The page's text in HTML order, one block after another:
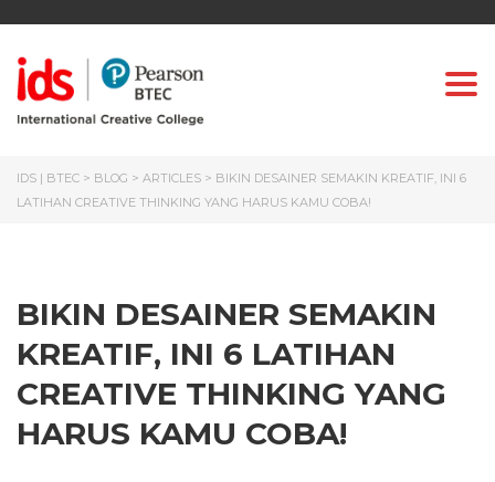
IDS | BTEC > BLOG > ARTICLES > BIKIN DESAINER SEMAKIN KREATIF, INI 6
LATIHAN CREATIVE THINKING YANG HARUS KAMU COBA!
BIKIN DESAINER SEMAKIN
KREATIF, INI 6 LATIHAN
CREATIVE THINKING YANG
HARUS KAMU COBA!